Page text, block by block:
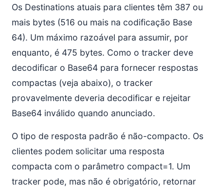
Os Destinations atuais para clientes têm 387 ou
mais bytes (516 ou mais na codificação Base
64). Um máximo razoável para assumir, por
enquanto, é 475 bytes. Como o tracker deve
decodificar o Base64 para fornecer respostas
compactas (veja abaixo), o tracker
provavelmente deveria decodificar e rejeitar
Base64 inválido quando anunciado.
O tipo de resposta padrão é não-compacto. Os
clientes podem solicitar uma resposta
compacta com o parâmetro compact=1. Um
tracker pode, mas não é obrigatório, retornar